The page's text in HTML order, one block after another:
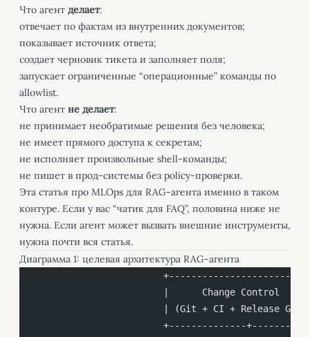
Что агент делает:
отвечает по фактам из внутренних документов;
показывает источник ответа;
создает черновик тикета и заполняет поля;
запускает ограниченные “операционные” команды по
allowlist.
Что агент не делает:
не принимает необратимые решения без человека;
не имеет прямого доступа к секретам;
не исполняет произвольные shell-команды;
не пишет в прод-системы без policy-проверки.
Эта статья про MLOps для RAG-агента именно в таком
контуре. Если у вас “чатик для FAQ”, половина ниже не
нужна. Если агент может вызвать внешние инструменты,
нужна почти вся статья.
Диаграмма 1: целевая архитектура RAG-агента
|      Change Control
| (Git + CI + Release
+--------------